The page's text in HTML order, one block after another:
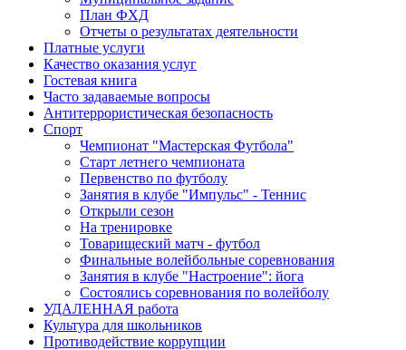
План ФХД
Отчеты о результатах деятельности
Платные услуги
Качество оказания услуг
Гостевая книга
Часто задаваемые вопросы
Антитеррористическая безопасность
Спорт
Чемпионат "Мастерская Футбола"
Старт летнего чемпионата
Первенство по футболу
Занятия в клубе "Импульс" - Теннис
Открыли сезон
На тренировке
Товарищеский матч - футбол
Финальные волейбольные соревнования
Занятия в клубе "Настроение": йога
Состоялись соревнования по волейболу
УДАЛЕННАЯ работа
Культура для школьников
Противодействие коррупции